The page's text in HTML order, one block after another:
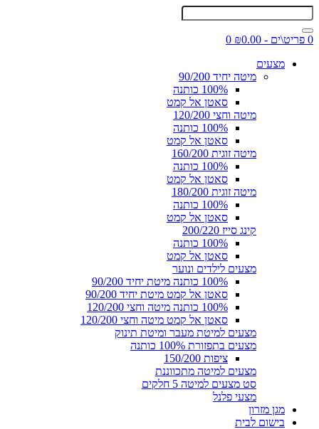
0 פריט\ים - ₪0.00
0
מצעים
מיטה יחיד 90/200
100% כותנה
סאטן אל קמט
מיטה וחצי 120/200
100% כותנה
סאטן אל קמט
מיטה זוגית 160/200
100% כותנה
סאטן אל קמט
מיטה זוגית 180/200
100% כותנה
סאטן אל קמט
קינג סייז 200/220
100% כותנה
סאטן אל קמט
מצעים לילדים ונוער
100% כותנה מיטת יחיד 90/200
סאטן אל קמט מיטת יחיד 90/200
100% כותנה מיטה וחצי 120/200
סאטן אל קמט מיטה וחצי 120/200
מצעים למיטת מעבר ומיטת תינוק
מצעים בתפזורת 100% כותנה
ציפות 150/200
מצעים למיטה מתכווננת
סט מצעים למיטה 5 חלקים
מצעי פלנל
מגן מזרון
בישום לבית